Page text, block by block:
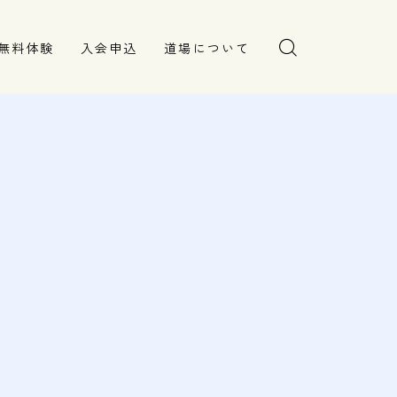
料体験 入会申込 道場について
した。